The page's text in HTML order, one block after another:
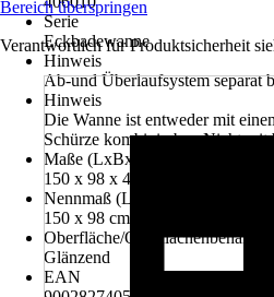
Serie
Eckbadewanne
Hinweis
Ab-und Überlaufsystem separat
Hinweis
Die Wanne ist entweder mit
Schürze kombinierbar. Nicht
Maße (LxBxH)
150 x 98 x 40 cm
Nennmaß (LxB)
150 x 98 cm
Oberfläche/
Glänzend
EAN
Bereich überspringen
Verantwortlich für Produktsicherheit